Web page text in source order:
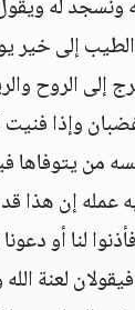
له
إلى خير
الروح
وإذا فنيت
من يتوفاها
عمله إن هذا
لنا أو
لعنة